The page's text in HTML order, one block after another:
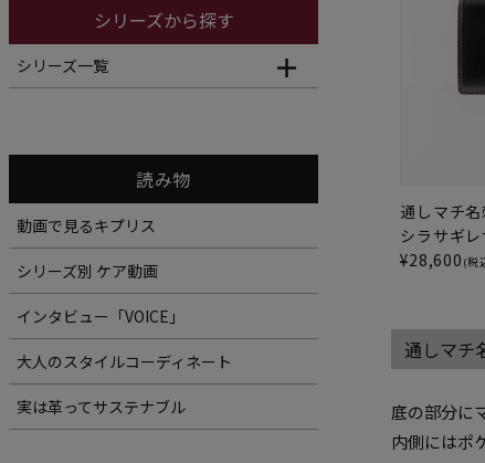
シリーズから探す
シリーズ一覧
読み物
動画で見るキプリス
シリーズ別 ケア動画
インタビュー「VOICE」
大人のスタイルコーディネート
実は革ってサステナブル
通しマチ
シラサギレ
¥28,600 (税
通しマチ
底の部分に
内側にはポ